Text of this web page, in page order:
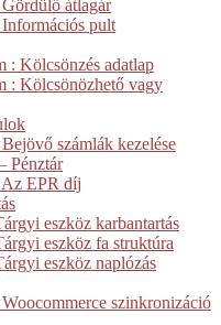
átlagár
pult
: Kölcsönzés adatlap
: Kölcsönözhető vagy
számlák kezelése
Pénztár
EPR díj
eszköz karbantartás
eszköz fa struktúra
eszköz naplózás
szinkronizáció